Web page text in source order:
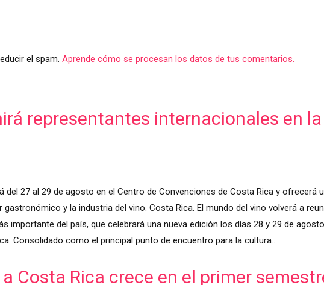
el spam. Aprende cómo se procesan los datos de tus comentarios.
representantes internacionales en
del 27 al 29 de agosto en el Centro de Convenciones de Costa Rica y ofrecerá
y la industria del vino. Costa Rica. El mundo del vino volverá a
importante del país, que celebrará una nueva edición los días 28 y 29 de
Consolidado como el principal punto de encuentro para la cultura…
Costa Rica crece en el primer